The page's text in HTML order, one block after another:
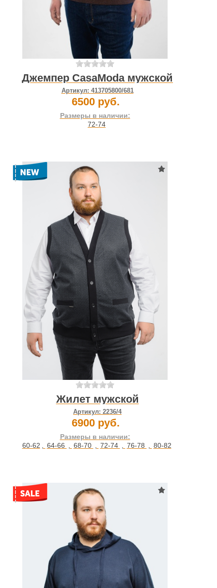
Джемпер CasaModa мужской
Артикул: 413705800/681
6500 руб.
Размеры в наличии:
72-74
Жилет мужской
Артикул: 2236/4
6900 руб.
Размеры в наличии:
60-62
64-66 68-70 72-74 76-78 80-82